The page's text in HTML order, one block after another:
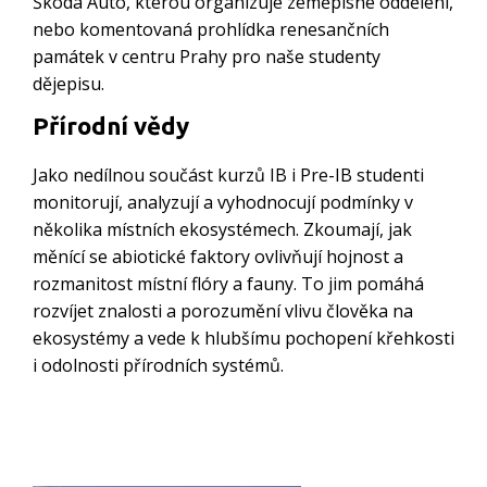
nebo komentovaná prohlídka renesančních
památek v centru Prahy pro naše studenty
dějepisu.
Přírodní vědy
Jako nedílnou součást kurzů IB i Pre-IB studenti
monitorují, analyzují a vyhodnocují podmínky v
několika místních ekosystémech. Zkoumají, jak
měnící se abiotické faktory ovlivňují hojnost a
rozmanitost místní flóry a fauny. To jim pomáhá
rozvíjet znalosti a porozumění vlivu člověka na
ekosystémy a vede k hlubšímu pochopení křehkosti
i odolnosti přírodních systémů.